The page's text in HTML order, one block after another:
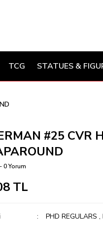
TCG STATUES &
#25 CVR
0 Yorum
TL
PHD REGULARS ,